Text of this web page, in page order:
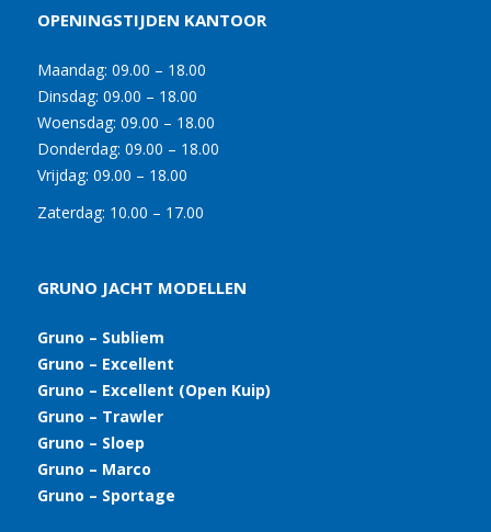
OPENINGSTIJDEN KANTOOR
Maandag: 09.00 – 18.00
Dinsdag: 09.00 – 18.00
Woensdag: 09.00 – 18.00
Donderdag: 09.00 – 18.00
Vrijdag: 09.00 – 18.00
Zaterdag: 10.00 – 17.00
GRUNO JACHT MODELLEN
Gruno – Subliem
Gruno – Excellent
Gruno – Excellent (Open Kuip)
Gruno – Trawler
Gruno – Sloep
Gruno – Marco
Gruno – Sportage